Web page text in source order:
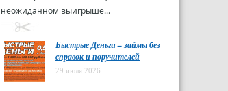
неожиданном выигрыше...
Быстрые Деньги – займы без
справок и поручителей
29 июля 2026